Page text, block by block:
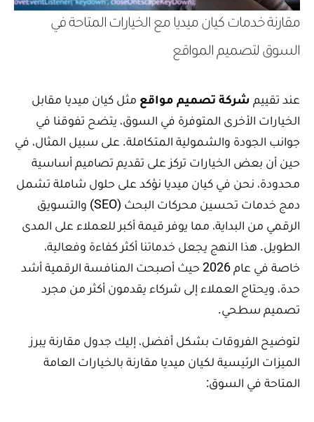
مقارنة خدمات كيان ميديا مع الخيارات المتاحة في
السوق لتصميم المواقع
عند تقييم شركة تصميم مواقع مثل كيان ميديا مقابل
الخيارات الأخرى المتوفرة في السوق، يتضح تفوقنا في
جوانب الجودة والشمولية المتكاملة. على سبيل المثال، في
حين أن بعض الخيارات تركز على تقديم تصاميم أساسية
محدودة، نحن في كيان ميديا نؤكد على حلول شاملة تشمل
دمج خدمات تحسين محركات البحث (SEO) والتسويق
الرقمي من البداية، مما يوفر قيمة أكبر للعملاء على المدى
الطويل. هذا النهج يجعل خدماتنا أكثر كفاءة وفعالية،
خاصة في عام 2026 حيث أصبحت المنافسة الرقمية أشد
حدة، ويحتاج العملاء إلى شركاء يقدمون أكثر من مجرد
تصميم سطحي.
لتوضيح الفروقات بشكل أفضل، إليك جدول مقارنة يبرز
الميزات الرئيسية لكيان ميديا مقارنة بالخيارات العامة
المتاحة في السوق: